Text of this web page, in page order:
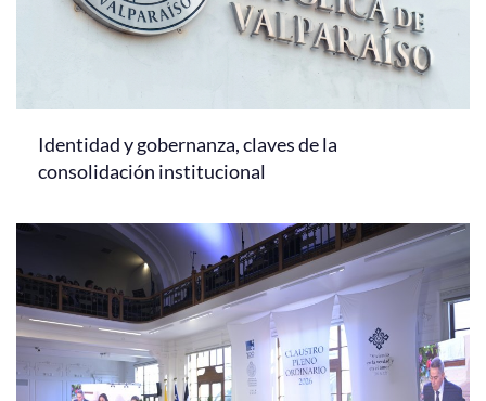
Identidad y gobernanza, claves de la
consolidación institucional